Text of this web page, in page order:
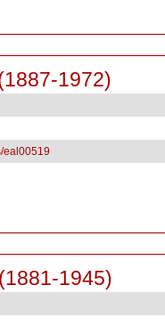
1972)
eal00519
1945)